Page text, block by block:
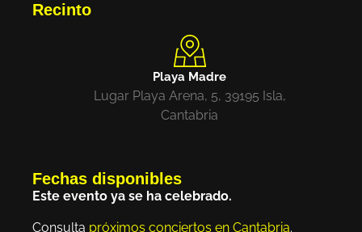
Recinto
Playa Madre
Lugar Playa Arena, 5, 39195 Isla,
Cantabria
Fechas disponibles
Este evento ya se ha celebrado.
Consulta próximos conciertos en Cantabria.